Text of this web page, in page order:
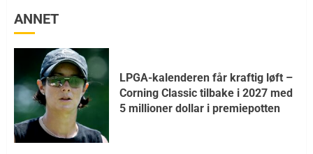
ANNET
LPGA-kalenderen får kraftig løft –
Corning Classic tilbake i 2027 med
5 millioner dollar i premiepotten